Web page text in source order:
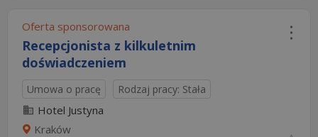
Oferta sponsorowana
Recepcjonista z kilkuletnim
doświadczeniem
Umowa o pracę Rodzaj pracy: Stała
Hotel Justyna
Kraków